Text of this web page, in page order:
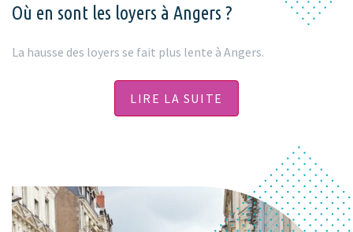
Où en sont les loyers à Angers ?
La hausse des loyers se fait plus lente à Angers.
LIRE LA SUITE